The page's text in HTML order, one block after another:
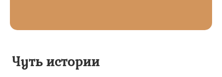
Чуть истории